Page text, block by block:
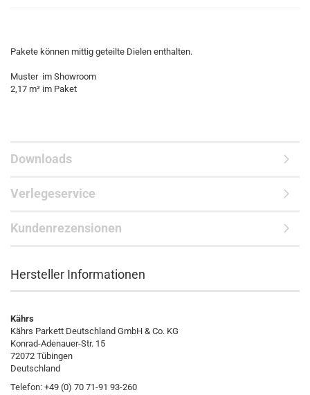
Pakete können mittig geteilte Dielen enthalten.
Muster im Showroom
2,17 m² im Paket
Downloads
Verlegeservice
Kundenrezensionen
Hersteller Informationen
Kährs
Kährs Parkett Deutschland GmbH & Co. KG
Konrad-Adenauer-Str. 15
72072 Tübingen
Deutschland
Telefon: +49 (0) 70 71-91 93-260